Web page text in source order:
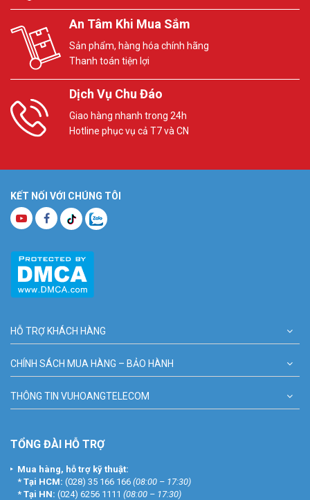
An Tâm Khi Mua Sắm
Sản phẩm, hàng hóa chính hãng
Thanh toán tiện lợi
Dịch Vụ Chu Đáo
Giao hàng nhanh trong 24h
Hotline phục vụ cả T7 và CN
KẾT NỐI VỚI CHÚNG TÔI
HỖ TRỢ KHÁCH HÀNG
CHÍNH SÁCH MUA HÀNG – BẢO HÀNH
THÔNG TIN VUHOANGTELECOM
TỔNG ĐÀI HỖ TRỢ
Mua hàng, hỗ trợ kỹ thuật:
* Tại HCM: (028) 35 166 166 (08:00 – 17:30)
* Tại HN: (024) 6256 1111 (08:00 – 17:30)